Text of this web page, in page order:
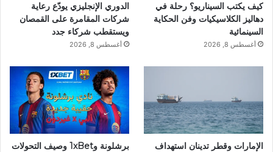
كيف يكتب السيناريو؟ رحلة في
دهاليز الكلاسيكيات وفن الحكاية
السينمائية
أغسطس 8, 2026
الدوري الإنجليزي يودّع رعاية
شركات المقامرة على القمصان
ويستقطب شركاء جدد
أغسطس 8, 2026
الإمارات وقطر تدينان استهداف
برشلونة و1xBet وصيف التحولات